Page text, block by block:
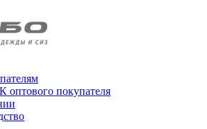
оптового покупателя